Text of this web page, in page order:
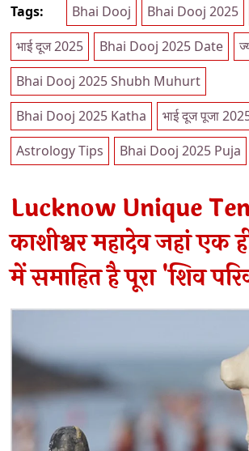
Tags: Bhai Dooj Bhai Dooj 2025
भाई दूज 2025
Bhai Dooj 2025 Date
Bhai Dooj 2025 Shubh Muhurt
Bhai Dooj 2025 Katha
भाई दूज पूजा
Astrology Tips
Bhai Dooj 2025 Puja
Lucknow Unique
काशीश्वर महादेव जहां एक
में समाहित है पूरा 'शिव